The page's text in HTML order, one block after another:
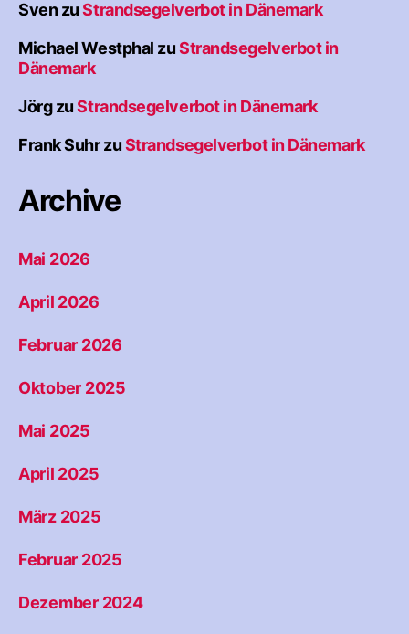
SvenzuStrandsegelverbot in Dänemark
Michael Westphal zuStrandsegelverbot in
Dänemark
JörgzuStrandsegelverbot in Dänemark
Frank SuhrzuStrandsegelverbot in Dänemark
Archive
Mai 2026
April 2026
Februar 2026
Oktober 2025
Mai 2025
April 2025
März 2025
Februar 2025
Dezember 2024